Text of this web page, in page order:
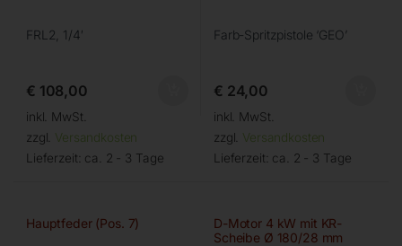
FRL2, 1/4′
€ 108,00
inkl. MwSt.
zzgl. Versandkosten
Lieferzeit: ca. 2 - 3 Tage
Farb-Spritzpistole ‘GEO’
€ 24,00
inkl. MwSt.
zzgl. Versandkosten
Lieferzeit: ca. 2 - 3 Tage
Hauptfeder (Pos. 7)
D-Motor 4 kW mit KR-
Scheibe Ø 180/28 mm